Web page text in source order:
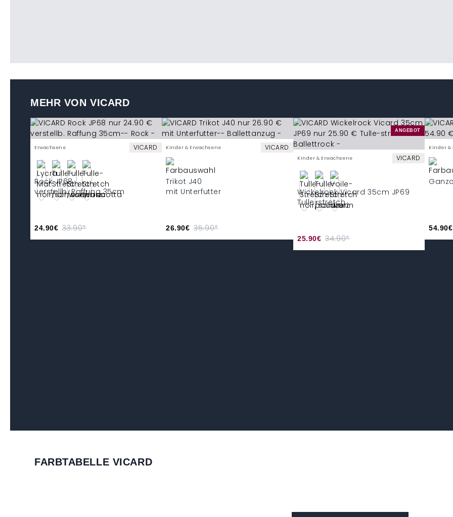
MEHR VON VICARD
Erwachsene VICARD
Rock JP68
verstellb. Raffung 35cm
24.90€ 33.90*
Kinder & Erwachsene VICARD
Trikot J40
mit Unterfutter
26.90€ 35.90*
ANGEBOT
Kinder & Erwachsene VICARD
Wickelrock Vicard 35cm JP69
Tulle-stretch
25.90€ 34.90*
Kinder &
54.90€
FARBTABELLE VICARD